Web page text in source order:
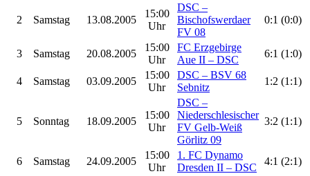
2 Samstag 13.08.2005
15:00
Uhr
DSC –
Bischofswerdaer
FV 08
0:1 (0:0)
3 Samstag 20.08.2005
15:00
Uhr
FC Erzgebirge
Aue II – DSC
6:1 (1:0)
4 Samstag 03.09.2005
15:00
Uhr
DSC – BSV 68
Sebnitz
1:2 (1:1)
5 Sonntag 18.09.2005
15:00
Uhr
DSC –
Niederschlesischer
FV Gelb-Weiß
Görlitz 09
3:2 (1:1)
6 Samstag 24.09.2005
15:00
Uhr
1. FC Dynamo
Dresden II – DSC
4:1 (2:1)